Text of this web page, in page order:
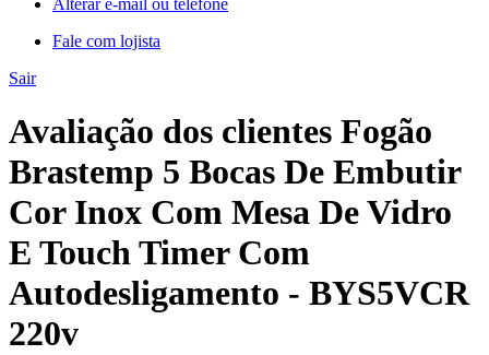
Fale com lojista
Sair
Avaliação dos clientes Fogão
Brastemp 5 Bocas De Embutir
Cor Inox Com Mesa De Vidro
E Touch Timer Com
Autodesligamento - BYS5VCR
220v